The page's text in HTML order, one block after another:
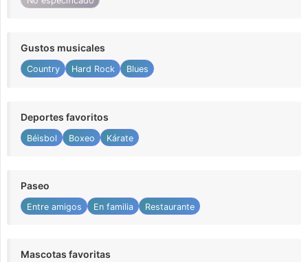
Gustos musicales
Country Hard Rock Blues
Deportes favoritos
Béisbol Boxeo Kárate
Paseo
Entre amigos En familia Restaurante
Mascotas favoritas